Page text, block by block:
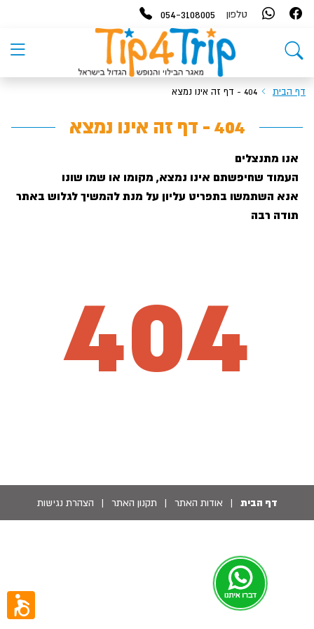
טלפון 054-3108005
דף הבית 404 - דף זה אינו נמצא
404 - דף זה אינו נמצא
אנו מתנצלים
העמוד שחיפשתם אינו נמצא, מקומו או שמו שונו
אנא השתמשו בתפריט עליון על מנת להמשיך לגלוש באתר
תודה רבה
404
דף הבית | אודות האתר | תקנון האתר | הצהרת נגישות